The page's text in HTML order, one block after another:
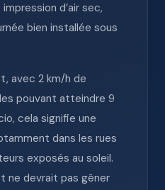
d’air sec,
bien installée sous
avec 2 km/h de
pouvant atteindre 9
cela signifie une
dans les rues
exposés au soleil.
ne devrait pas gêner